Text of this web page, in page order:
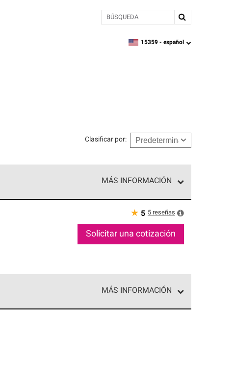
BÚSQUEDA
zipcode,language
15359 - español
Clasificar por:
MÁS INFORMACIÓN
y destreza incomparable. Solo ellos pueden
★ 5 5 reseñas
Solicitar una cotización
MÁS INFORMACIÓN
y confiabilidad.